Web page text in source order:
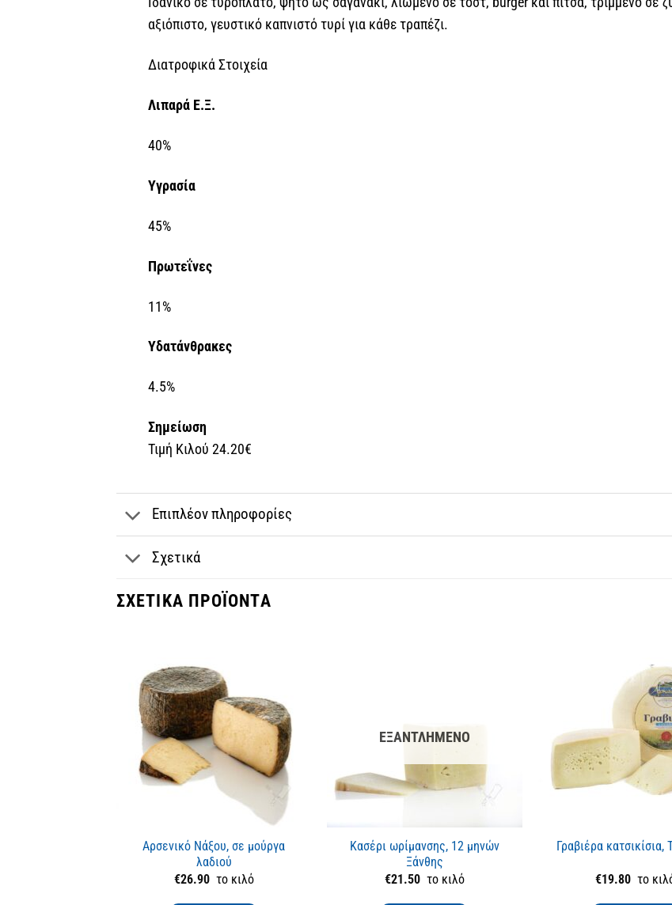
αξιόπιστο, γευστικό καπνιστό τυρί για κάθε τραπέζι.
Διατροφικά Στοιχεία
Λιπαρά Ε.Ξ.
40%
Υγρασία
45%
Πρωτεΐνες
11%
Υδατάνθρακες
4.5%
Σημείωση
Τιμή Κιλού 24.20€
Επιπλέον πληροφορίες
Σχετικά
ΣΧΕΤΙΚΆ ΠΡΟΪΌΝΤΑ
Αρσενικό Νάξου, σε μούργα
λαδιού
€26.90το κιλό
ΕΞΑΝΤΛΗΜΈΝΟ
Κασέρι ωρίμανσης, 12 μηνών
Ξάνθης
€21.50το κιλό
Γραβιέρα κατσικίσια,
€19.80 το